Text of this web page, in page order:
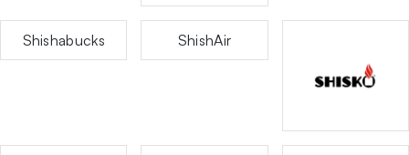
Shishabucks ShishAir